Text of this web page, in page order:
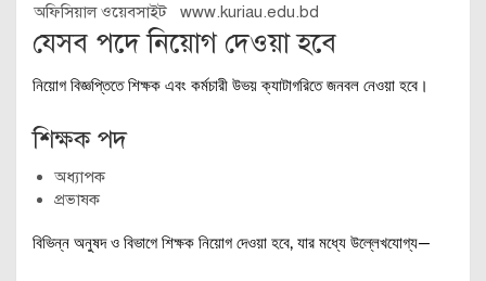
অফিসিয়াল ওয়েবসাইট
www.kuriau.edu.bd
যেসব পদে নিয়োগ দেওয়া হবে
নিয়োগ বিজ্ঞপ্তিতে শিক্ষক এবং কর্মচারী উভয় ক্যাটাগরিতে জনবল নেওয়া হবে।
শিক্ষক পদ
অধ্যাপক
প্রভাষক
বিভিন্ন অনুষদ ও বিভাগে শিক্ষক নিয়োগ দেওয়া হবে, যার মধ্যে উল্লেখযোগ্য—